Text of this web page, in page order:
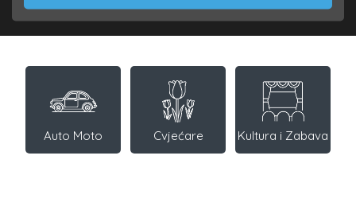
Auto Moto Cvjećare Kultura i Zabava